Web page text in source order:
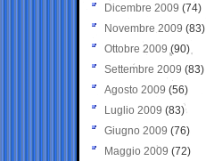
Dicembre 2009 (74)
Novembre 2009 (83)
Ottobre 2009 (90)
Settembre 2009 (83)
Agosto 2009 (56)
Luglio 2009 (83)
Giugno 2009 (76)
Maggio 2009 (72)